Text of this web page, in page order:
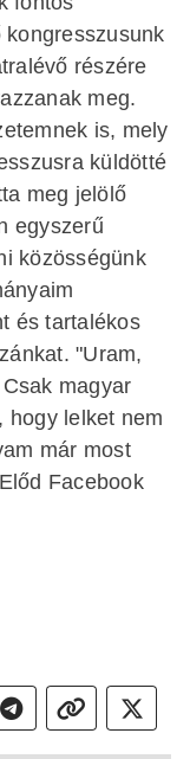
részére
meg.
is, mely
küldötté
meg jelölő
egyszerű
közösségünk
és tartalékos
"Uram,
magyar
hogy lelket nem
már most
Facebook